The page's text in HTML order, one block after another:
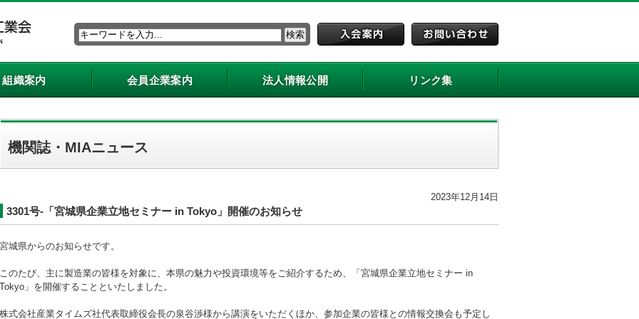
組織案内 会員企業案内 法人情報公開 リンク集
機関誌・MIAニュース
2023年12月14日
3301号-「宮城県企業立地セミナー in Tokyo」開催のお知らせ
宮城県からのお知らせです。
このたび、主に製造業の皆様を対象に、本県の魅力や投資環境等をご紹介するため、「宮城県企業立地セミナー in
Tokyo」を開催することといたしました。
株式会社産業タイムズ社代表取締役会長の泉谷渉様から講演をいただくほか、参加企業の皆様との情報交換会も予定し